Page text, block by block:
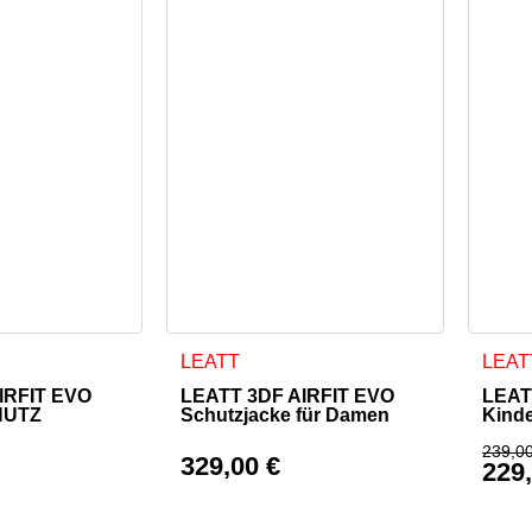
EVO
LEATT
LEATT 3DF AIRFIT EVO
Schutzjacke für Damen
329,00 €
Dieses Produkt weist mehrere Varianten